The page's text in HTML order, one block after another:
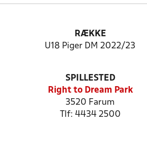
RÆKKE
U18 Piger DM 2022/23
SPILLESTED
Right to Dream Park
3520 Farum
Tlf: 4434 2500